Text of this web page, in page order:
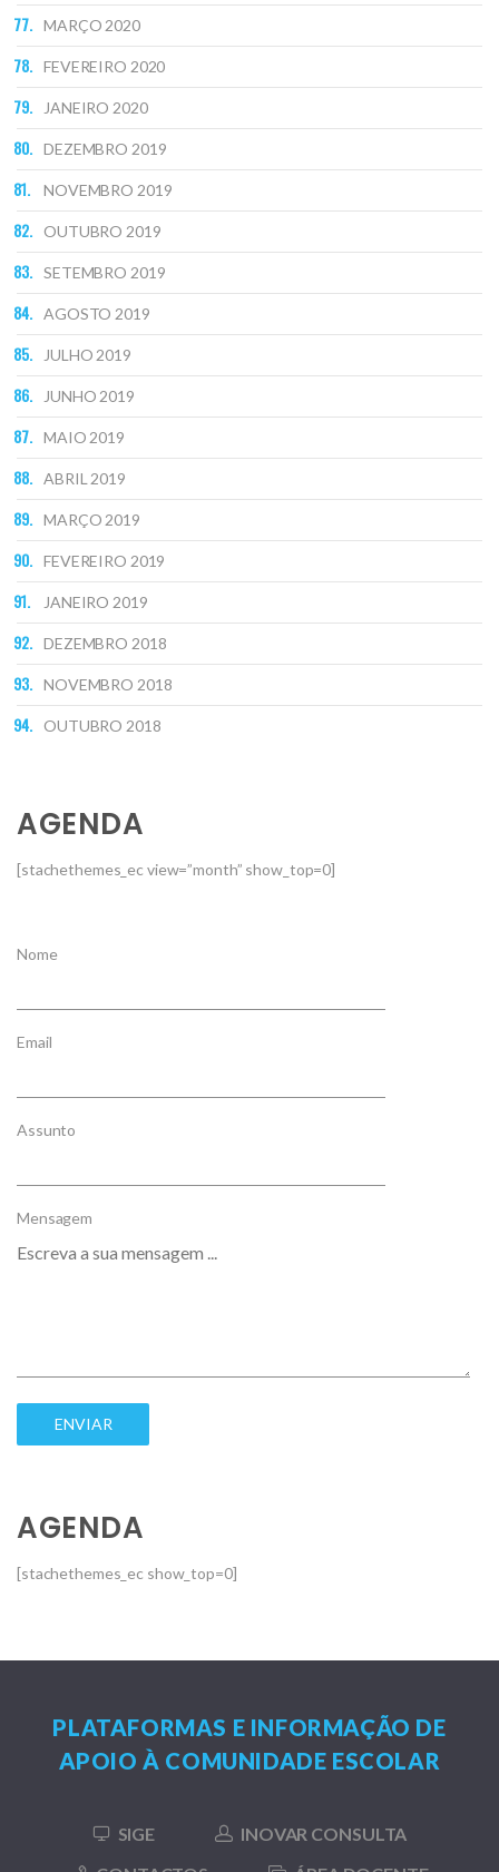
MARÇO 2020
FEVEREIRO 2020
JANEIRO 2020
DEZEMBRO 2019
NOVEMBRO 2019
OUTUBRO 2019
SETEMBRO 2019
AGOSTO 2019
JULHO 2019
JUNHO 2019
MAIO 2019
ABRIL 2019
MARÇO 2019
FEVEREIRO 2019
JANEIRO 2019
DEZEMBRO 2018
NOVEMBRO 2018
OUTUBRO 2018
AGENDA
[stachethemes_ec view=”month” show_top=0]
Nome
Email
Assunto
Mensagem
AGENDA
[stachethemes_ec show_top=0]
PLATAFORMAS E INFORMAÇÃO DE
APOIO À COMUNIDADE ESCOLAR
SIGE
INOVAR CONSULTA